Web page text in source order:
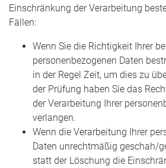
Einschränkung der Verarbeitung
Fällen:
Wenn Sie die Richtigkeit Ihrer
personenbezogenen Daten
in der Regel Zeit, um dies zu
der Prüfung haben Sie das
der Verarbeitung Ihrer
verlangen.
Wenn die Verarbeitung Ihrer
Daten unrechtmäßig geschah/
statt der Löschung die